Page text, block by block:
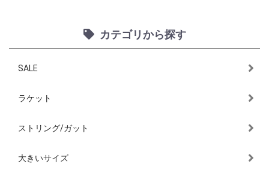
カテゴリから探す
SALE
ラケット
ストリング/ガット
大きいサイズ